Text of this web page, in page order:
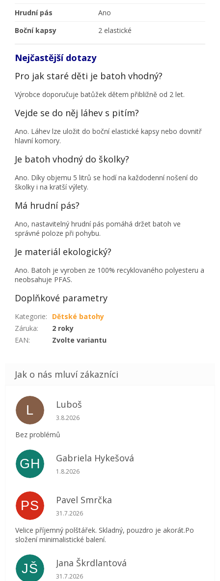
Hrudní pás
Ano
Boční kapsy
2 elastické
Nejčastější dotazy
Pro jak staré děti je batoh vhodný?
Výrobce doporučuje batůžek dětem přibližně od 2 let.
Vejde se do něj láhev s pitím?
Ano. Láhev lze uložit do boční elastické kapsy nebo dovnitř
hlavní komory.
Je batoh vhodný do školky?
Ano. Díky objemu 5 litrů se hodí na každodenní nošení do
školky i na kratší výlety.
Má hrudní pás?
Ano, nastavitelný hrudní pás pomáhá držet batoh ve
správné poloze při pohybu.
Je materiál ekologický?
Ano. Batoh je vyroben ze 100% recyklovaného polyesteru a
neobsahuje PFAS.
Doplňkové parametry
Kategorie:
Dětské batohy
Záruka:
2 roky
EAN: Zvolte variantu
L Luboš
Hodnocení obchodu je 5 z 5 hvězdiček.
3.8.2026
Bez problémů
GH Gabriela Hykešová
Hodnocení obchodu je 5 z 5 hvězdiček.
1.8.2026
PS Pavel Smrčka
Hodnocení obchodu je 5 z 5 hvězdiček.
31.7.2026
Velice příjemný polštářek. Skladný, pouzdro je akorát.Po
složení minimalistické balení.
JŠ Jana Škrdlantová
Hodnocení obchodu je 5 z 5 hvězdiček.
31.7.2026